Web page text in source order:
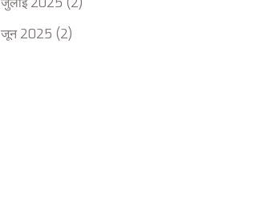
जून 2025 (2)